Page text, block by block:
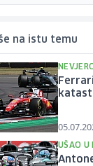
na istu temu
UŠAO U